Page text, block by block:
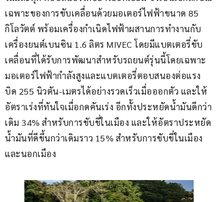
เฉพาะของการขับเคลื่อนด้วยมอเตอร์ไฟฟ้าขนาด 85
กิโลวัตต์ พร้อมเครื่องกำเนิดไฟฟ้าผสานการทำงานกับ
เครื่องยนต์เบนซิน 1.6 ลิตร MIVEC โดยมีแบตเตอรี่ขับ
เคลื่อนที่ได้รับการพัฒนาสำหรับรถยนต์รุ่นนี้โดยเฉพาะ
มอเตอร์ไฟฟ้ากำลังสูงและแบตเตอรี่ตอบสนองต่อแรง
บิด 255 นิวตัน-เมตรได้อย่างรวดเร็วเมื่อออกตัว และให้
อัตราเร่งที่ทันใจเมื่อกดคันเร่ง อีกทั้งประหยัดน้ำมันดีกว่า
เดิม 34% สำหรับการขับขี่ในเมือง และให้อัตราประหยัด
น้ำมันที่ดีขึ้นกว่าเดิมราว 15% สำหรับการขับขี่ในเมือง
และนอกเมือง